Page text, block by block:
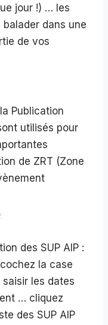
jour !) … les
dans une
de vos
Publication
utilisés pour
de ZRT (Zone
des SUP AIP :
la case
saisir les dates
… cliquez
des SUP AIP